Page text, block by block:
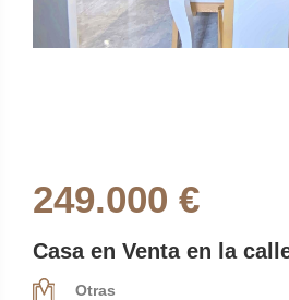
249.000 €
Casa en Venta en la
Otras